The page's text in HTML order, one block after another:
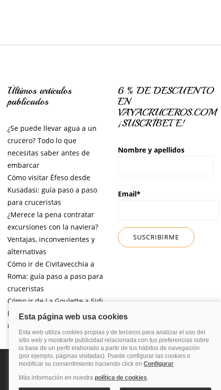
Últimos artículos
publicados
¿Se puede llevar agua a un
crucero? Todo lo que
necesitas saber antes de
embarcar
Cómo visitar Éfeso desde
Kusadasi: guía paso a paso
para cruceristas
¿Merece la pena contratar
excursiones con la naviera?
Ventajas, inconvenientes y
alternativas
Cómo ir de Civitavecchia a
Roma: guía paso a paso para
cruceristas
Cómo ir de La Goulette a Sidi
Bou Said por libre desde tu
crucero
6 % DE DESCUENTO
EN
VAYACRUCEROS.COM
¡SUSCRÍBETE!
Nombre y apellidos
Email*
Política de cookies